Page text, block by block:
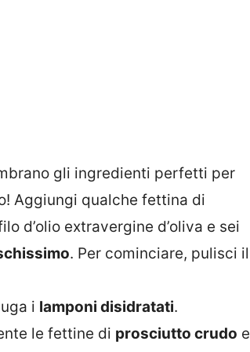
gli ingredienti perfetti per
Aggiungi qualche fettina di
d’olio extravergine d’oliva e sei
. Per cominciare, pulisci il
i lamponi disidratati.
le fettine di prosciutto crudo e